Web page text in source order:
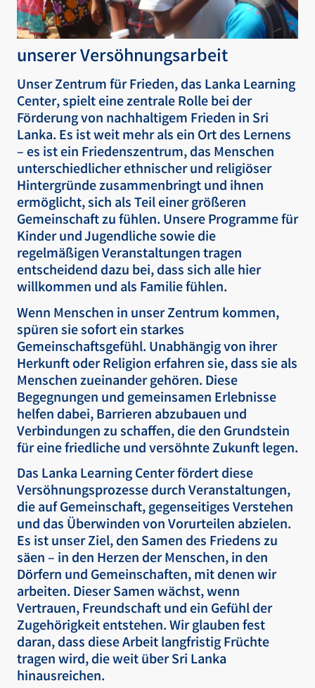
unserer Versöhnungsarbeit
Unser Zentrum für Frieden, das Lanka Learning
Center, spielt eine zentrale Rolle bei der
Förderung von nachhaltigem Frieden in Sri
Lanka. Es ist weit mehr als ein Ort des Lernens
– es ist ein Friedenszentrum, das Menschen
unterschiedlicher ethnischer und religiöser
Hintergründe zusammenbringt und ihnen
ermöglicht, sich als Teil einer größeren
Gemeinschaft zu fühlen. Unsere Programme für
Kinder und Jugendliche sowie die
regelmäßigen Veranstaltungen tragen
entscheidend dazu bei, dass sich alle hier
willkommen und als Familie fühlen.
Wenn Menschen in unser Zentrum kommen,
spüren sie sofort ein starkes
Gemeinschaftsgefühl. Unabhängig von ihrer
Herkunft oder Religion erfahren sie, dass sie als
Menschen zueinander gehören. Diese
Begegnungen und gemeinsamen Erlebnisse
helfen dabei, Barrieren abzubauen und
Verbindungen zu schaffen, die den Grundstein
für eine friedliche und versöhnte Zukunft legen.
Das Lanka Learning Center fördert diese
Versöhnungsprozesse durch Veranstaltungen,
die auf Gemeinschaft, gegenseitiges Verstehen
und das Überwinden von Vorurteilen abzielen.
Es ist unser Ziel, den Samen des Friedens zu
säen – in den Herzen der Menschen, in den
Dörfern und Gemeinschaften, mit denen wir
arbeiten. Dieser Samen wächst, wenn
Vertrauen, Freundschaft und ein Gefühl der
Zugehörigkeit entstehen. Wir glauben fest
daran, dass diese Arbeit langfristig Früchte
tragen wird, die weit über Sri Lanka
hinausreichen.